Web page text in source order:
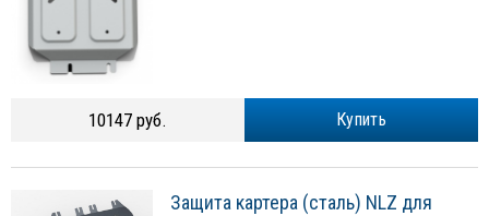
Купить
10147 руб.
Защита картера (сталь) NLZ для